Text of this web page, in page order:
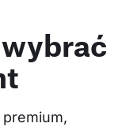
premium,